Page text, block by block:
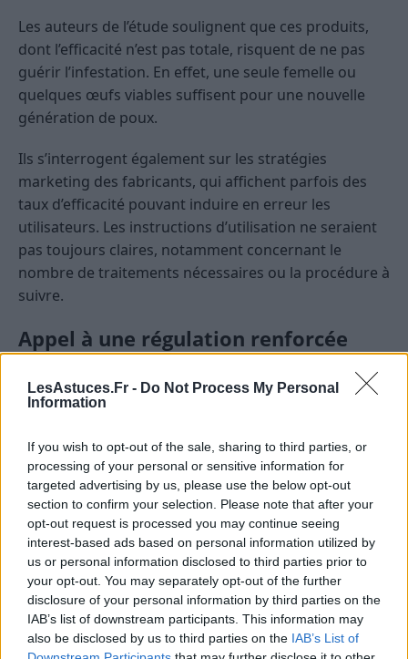
LesAstuces.Fr - Do Not Process My Personal
Information
If you wish to opt-out of the sale, sharing to third parties, or
processing of your personal or sensitive information for
targeted advertising by us, please use the below opt-out
section to confirm your selection. Please note that after your
opt-out request is processed you may continue seeing
interest-based ads based on personal information utilized by
us or personal information disclosed to third parties prior to
your opt-out. You may separately opt-out of the further
disclosure of your personal information by third parties on the
IAB’s list of downstream participants. This information may
also be disclosed by us to third parties on the IAB’s List of
Les auteurs de l’étude soulignent que ces produits,
dont l’efficacité n’est pas totale, risquent de ne pas
guérir l’infestation. En effet, une seule femelle ou
quelques œufs viables suffisent pour une nouvelle
génération de poux.
Ils s’interrogent également sur les stratégies
marketing des fabricants, qui affichent parfois des
taux d’efficacité pouvant induire en erreur les
utilisateurs. Les instructions d’utilisation ne seraient
pas toujours claires, notamment concernant le
nombre de traitements nécessaires ou la procédure à
suivre.
Appel à une régulation renforcée
Pour des raisons sanitaires et environnementales, les
auteurs appellent à une meilleure surveillance des
de réaliser des évaluations rigoureuses de l’efficacité
avant d’approuver de nouveaux traitements contre
les poux.
Source : https://www.bfmtv.com/sante/la-
majorite-des-traitements-anti-poux-vendus-en-
france-juges-inefficaces_AN-202507080429.html
SANTÉ